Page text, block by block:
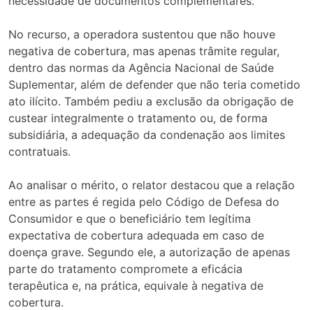
No recurso, a operadora sustentou que não houve
negativa de cobertura, mas apenas trâmite regular,
dentro das normas da Agência Nacional de Saúde
Suplementar, além de defender que não teria cometido
ato ilícito. Também pediu a exclusão da obrigação de
custear integralmente o tratamento ou, de forma
subsidiária, a adequação da condenação aos limites
contratuais.
Ao analisar o mérito, o relator destacou que a relação
entre as partes é regida pelo Código de Defesa do
Consumidor e que o beneficiário tem legítima
expectativa de cobertura adequada em caso de
doença grave. Segundo ele, a autorização de apenas
parte do tratamento compromete a eficácia
terapêutica e, na prática, equivale à negativa de
cobertura.